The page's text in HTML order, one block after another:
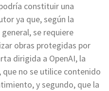
constituir una
ya que, según la
se requiere
obras protegidas por
dirigida a OpenAI, la
no se utilice contenido
y segundo, que la